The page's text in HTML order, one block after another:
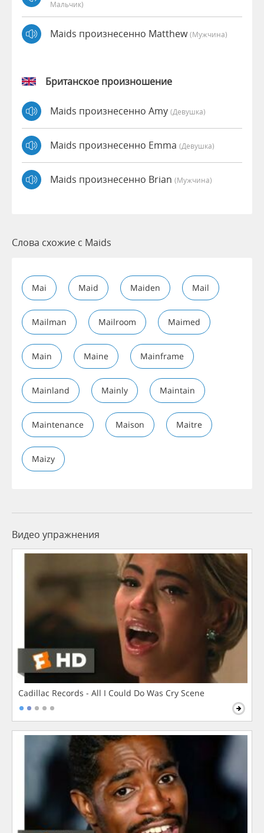
Мальчик)
Maids произнесенно Matthew(мужчина)
Британское произношение
Maids произнесенно Amy (девушка)
Maids произнесенно Emma (девушка)
Maids произнесенно Brian (мужчина)
Слова схожие с Maids
Mai Maid Maiden Mail
Mailman Mailroom Maimed
Main Maine Mainframe
Mainland Mainly Maintain
Maintenance Maison Maitre
Maizy
Видео упражнения
Cadillac Records - All I Could Do Was Cry Scene